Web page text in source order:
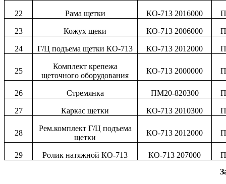
22 Рама щетки КО-713 2016000
23 Кожух щеки КО-713 2006000
24 Г/Ц подъема щетки КО-713 КО-713 2012000
25
Комплект крепежа
щеточного оборудования
КО-713 2000000
26 Стремянка ПМ20-820300
27 Каркас щетки КО-713 2010300
28
Рем.комплект Г/Ц подъема
щетки
КО-713 2012000
29 Ролик натяжной КО-713 КО-713 207000